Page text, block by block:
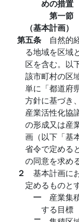
めの措置
第一節
（基本計画）
第五条 自然的
る地域を区域
区を含む。以
該市町村の区
単に「都道府
方針に基づき
産業活性化協
の形成又は産
画（以下「基
省令で定める
の同意を求め
２ 基本計画に
定めるものと
一 産業集
する目標